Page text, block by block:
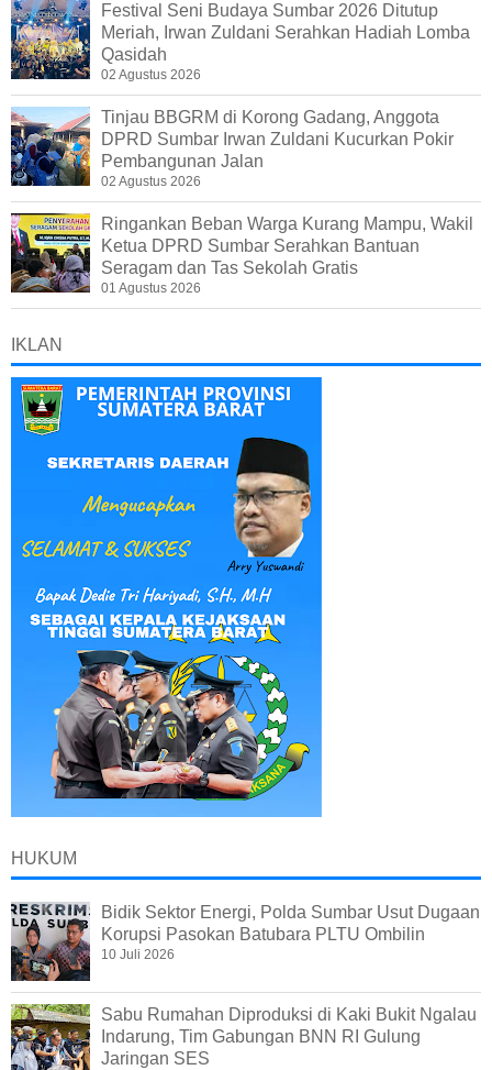
Festival Seni Budaya Sumbar 2026 Ditutup
Meriah, Irwan Zuldani Serahkan Hadiah Lomba
Qasidah
02 Agustus 2026
Tinjau BBGRM di Korong Gadang, Anggota
DPRD Sumbar Irwan Zuldani Kucurkan Pokir
Pembangunan Jalan
02 Agustus 2026
Ringankan Beban Warga Kurang Mampu, Wakil
Ketua DPRD Sumbar Serahkan Bantuan
Seragam dan Tas Sekolah Gratis
01 Agustus 2026
IKLAN
HUKUM
Bidik Sektor Energi, Polda Sumbar Usut Dugaan
Korupsi Pasokan Batubara PLTU Ombilin
10 Juli 2026
Sabu Rumahan Diproduksi di Kaki Bukit Ngalau
Indarung, Tim Gabungan BNN RI Gulung
Jaringan SES